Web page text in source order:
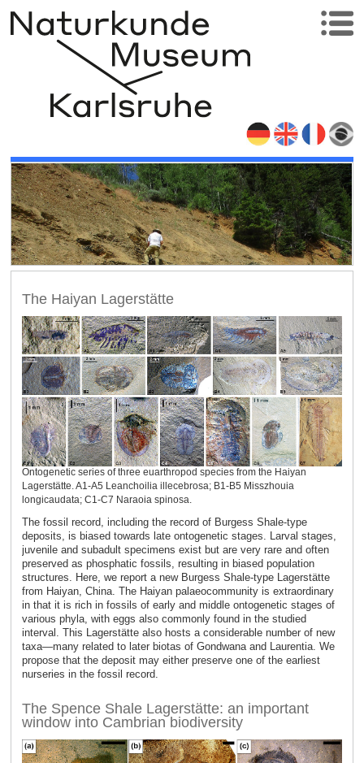
The Haiyan Lagerstätte
Ontogenetic series of three euarthropod species from the Haiyan
Lagerstätte. A1-A5 Leanchoilia illecebrosa; B1-B5 Misszhouia
longicaudata; C1-C7 Naraoia spinosa.
The fossil record, including the record of Burgess Shale-type
deposits, is biased towards late ontogenetic stages. Larval stages,
juvenile and subadult specimens exist but are very rare and often
preserved as phosphatic fossils, resulting in biased population
structures. Here, we report a new Burgess Shale-type Lagerstätte
from Haiyan, China. The Haiyan palaeocommunity is extraordinary
in that it is rich in fossils of early and middle ontogenetic stages of
various phyla, with eggs also commonly found in the studied
interval. This Lagerstätte also hosts a considerable number of new
taxa—many related to later biotas of Gondwana and Laurentia. We
propose that the deposit may either preserve one of the earliest
nurseries in the fossil record.
The Spence Shale Lagerstätte: an important
window into Cambrian biodiversity